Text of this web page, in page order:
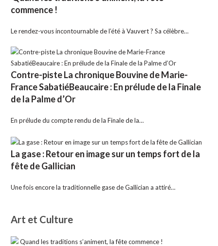
commence !
Le rendez-vous incontournable de l’été à Vauvert ? Sa célèbre…
Contre-piste La chronique Bouvine de Marie-
France SabatiéBeaucaire : En prélude de la Finale
de la Palme d’Or
En prélude du compte rendu de la Finale de la…
La gase : Retour en image sur un temps fort de la
fête de Gallician
Une fois encore la traditionnelle gase de Gallician a attiré…
Art et Culture